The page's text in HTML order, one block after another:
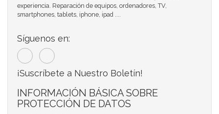
experiencia. Reparación de equipos, ordenadores, TV,
smartphones, tablets, iphone, ipad ....
Síguenos en:
¡Suscríbete a Nuestro Boletín!
INFORMACIÓN BÁSICA SOBRE
PROTECCIÓN DE DATOS